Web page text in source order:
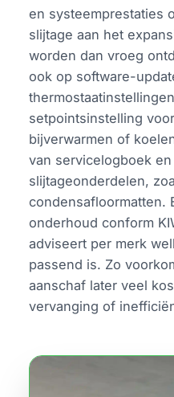
en systeemprestaties
slijtage aan het
worden dan vroeg
ook op software-
setpointsinstelling
bijverwarmen of
van servicelogboek
slijtageonderdelen,
condensafloormatten.
onderhoud conform
adviseert per merk
passend is. Zo
aanschaf later veel
vervanging of